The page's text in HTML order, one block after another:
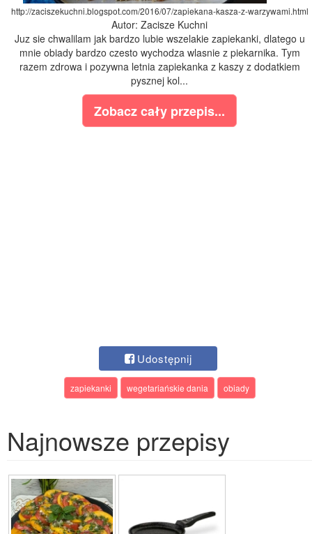
http://zaciszekuchni.blogspot.com/2016/07/zapiekana-kasza-z-warzywami.html
Autor: Zacisze Kuchni
Juz sie chwalilam jak bardzo lubie wszelakie zapiekanki, dlatego u
mnie obiady bardzo czesto wychodza wlasnie z piekarnika. Tym
razem zdrowa i pozywna letnia zapiekanka z kaszy z dodatkiem
pysznej kol...
Zobacz cały przepis...
Udostępnij
zapiekanki wegetariańskie dania obiady
Najnowsze przepisy